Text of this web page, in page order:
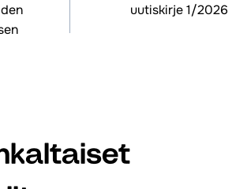
uutiskirje 1/2026